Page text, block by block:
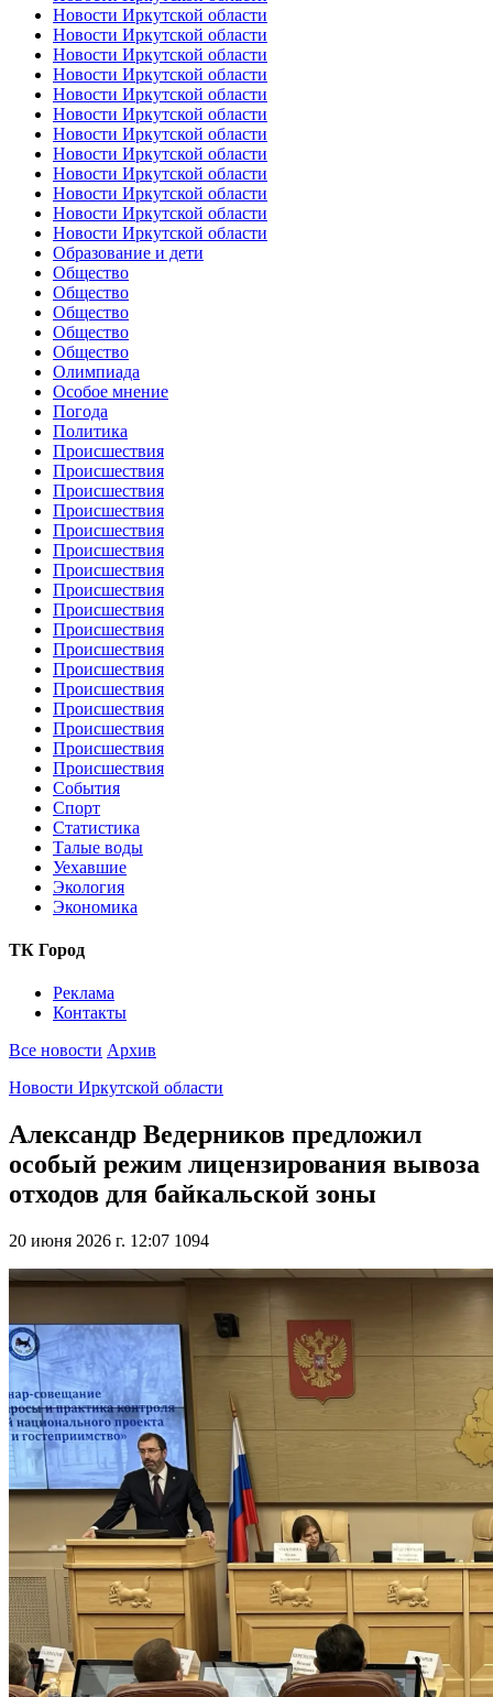
Новости Иркутской области
Новости Иркутской области
Новости Иркутской области
Новости Иркутской области
Новости Иркутской области
Новости Иркутской области
Новости Иркутской области
Новости Иркутской области
Новости Иркутской области
Новости Иркутской области
Новости Иркутской области
Новости Иркутской области
Образование и дети
Общество
Общество
Общество
Общество
Общество
Олимпиада
Особое мнение
Погода
Политика
Происшествия
Происшествия
Происшествия
Происшествия
Происшествия
Происшествия
Происшествия
Происшествия
Происшествия
Происшествия
Происшествия
Происшествия
Происшествия
Происшествия
Происшествия
Происшествия
Происшествия
События
Спорт
Статистика
Талые воды
Уехавшие
Экология
Экономика
ТК Город
Реклама
Контакты
Все новости Архив
Новости Иркутской области
Александр Ведерников предложил
особый режим лицензирования вывоза
отходов для байкальской зоны
20 июня 2026 г. 12:07 1094